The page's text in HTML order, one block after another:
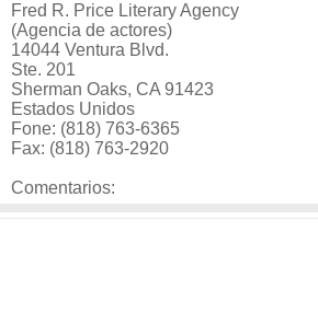
Fred R. Price Literary Agency
(Agencia de actores)
14044 Ventura Blvd.
Ste. 201
Sherman Oaks, CA 91423
Estados Unidos
Fone: (818) 763-6365
Fax: (818) 763-2920
Comentarios: